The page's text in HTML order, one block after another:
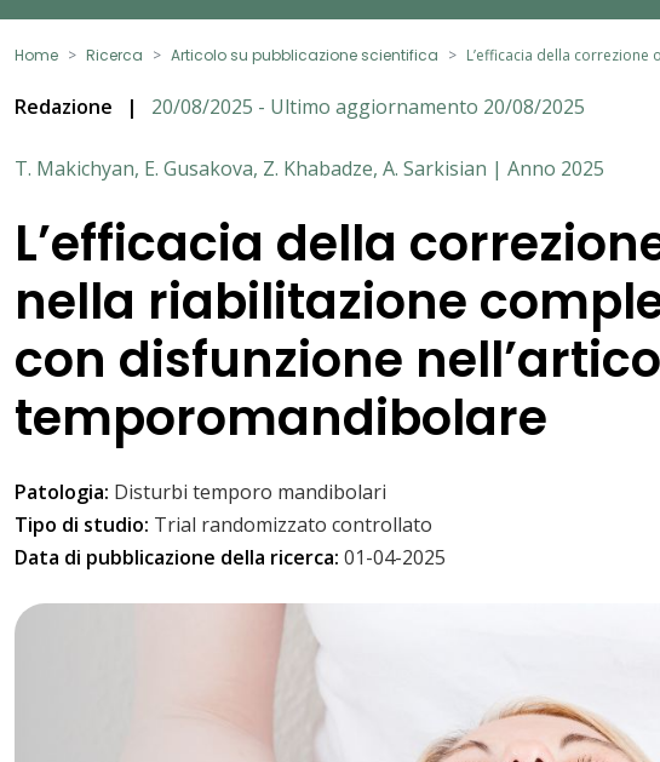
Home Ricerca Articolo su pubblicazione scientifica L’efficacia della
Redazione | 20/08/2025 - Ultimo aggiornamento 20/08/2025
T. Makichyan, E. Gusakova, Z. Khabadze, A. Sarkisian | Anno 2025
L’efficacia della
nella riabilitazione
con disfunzione
temporomandibolare
Patologia: Disturbi temporo mandibolari
Tipo di studio: Trial randomizzato controllato
Data di pubblicazione della ricerca: 01-04-2025